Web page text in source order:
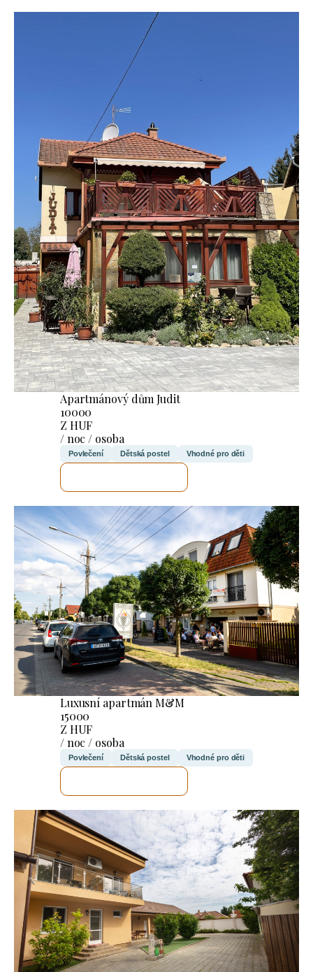
Apartmánový dům Judit
10000
Z HUF
/ noc / osoba
Povlečení Dětská postel Vhodné pro děti
Luxusní apartmán M&M
15000
Z HUF
/ noc / osoba
Povlečení Dětská postel Vhodné pro děti